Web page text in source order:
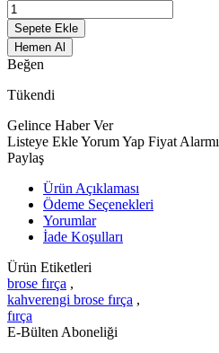
Sepete Ekle
Hemen Al
Beğen
Tükendi
Gelince Haber Ver
Listeye EkleYorum Yap Fiyat Alarmı
Paylaş
Ürün Açıklaması
Ödeme Seçenekleri
Yorumlar
İade Koşulları
Ürün Etiketleri
brose fırça ,
kahverengi brose fırça ,
fırça
E-Bülten Aboneliği